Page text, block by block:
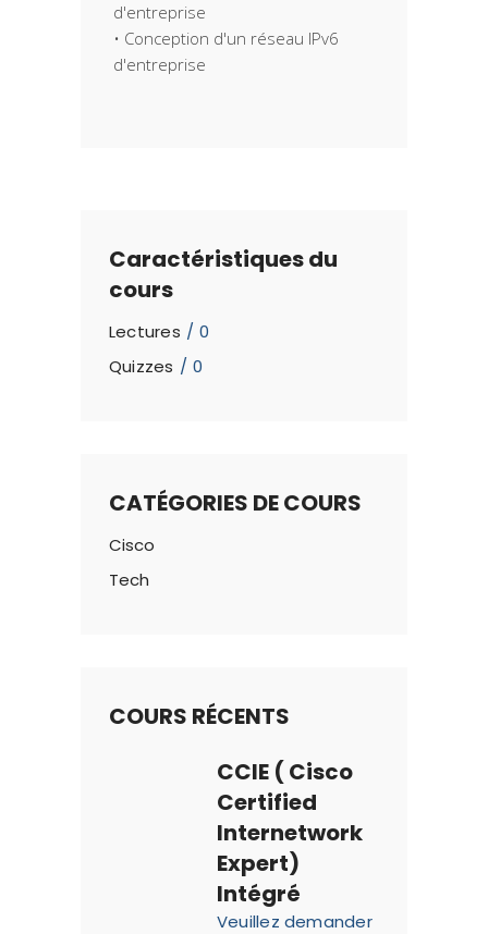
d'entreprise
• Conception d'un réseau IPv6
Caractéristiques du
cours
Lectures
0
Quizzes
0
CATÉGORIES DE COURS
Cisco
Tech
COURS RÉCENTS
CCIE ( Cisco
Certified
Internetwork
Expert)
Intégré
Veuillez demander